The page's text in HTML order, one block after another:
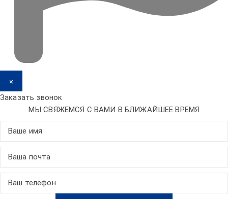
×
Заказать звонок
МЫ СВЯЖЕМСЯ С ВАМИ В БЛИЖАЙШЕЕ ВРЕМЯ